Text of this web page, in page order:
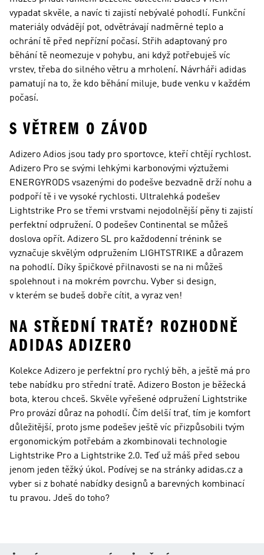
vypadat skvěle, a navíc ti zajistí nebývalé pohodlí. Funkční
materiály odvádějí pot, odvětrávají nadměrné teplo a
ochrání tě před nepřízní počasí. Střih adaptovaný pro
běhání tě neomezuje v pohybu, ani když potřebuješ víc
vrstev, třeba do silného větru a mrholení. Návrháři adidas
pamatují na to, že kdo běhání miluje, bude venku v každém
počasí.
S VĚTREM O ZÁVOD
Adizero Adios jsou tady pro sportovce, kteří chtějí rychlost.
Adizero Pro se svými lehkými karbonovými výztužemi
ENERGYRODS vsazenými do podešve bezvadně drží nohu a
podpoří tě i ve vysoké rychlosti. Ultralehká podešev
Lightstrike Pro se třemi vrstvami nejodolnější pěny ti zajistí
perfektní odpružení. O podešev Continental se můžeš
doslova opřít. Adizero SL pro každodenní trénink se
vyznačuje skvělým odpružením LIGHTSTRIKE a důrazem
na pohodlí. Díky špičkové přilnavosti se na ni můžeš
spolehnout i na mokrém povrchu. Vyber si design,
v kterém se budeš dobře cítit, a vyraz ven!
NA STŘEDNÍ TRATĚ? ROZHODNĚ
ADIDAS ADIZERO
Kolekce Adizero je perfektní pro rychlý běh, a ještě má pro
tebe nabídku pro střední tratě. Adizero Boston je běžecká
bota, kterou chceš. Skvěle vyřešené odpružení Lightstrike
Pro provází důraz na pohodlí. Čím delší trať, tím je komfort
důležitější, proto jsme podešev ještě víc přizpůsobili tvým
ergonomickým potřebám a zkombinovali technologie
Lightstrike Pro a Lightstrike 2.0. Teď už máš před sebou
jenom jeden těžký úkol. Podívej se na stránky adidas.cz a
vyber si z bohaté nabídky designů a barevných kombinací
tu pravou. Jdeš do toho?